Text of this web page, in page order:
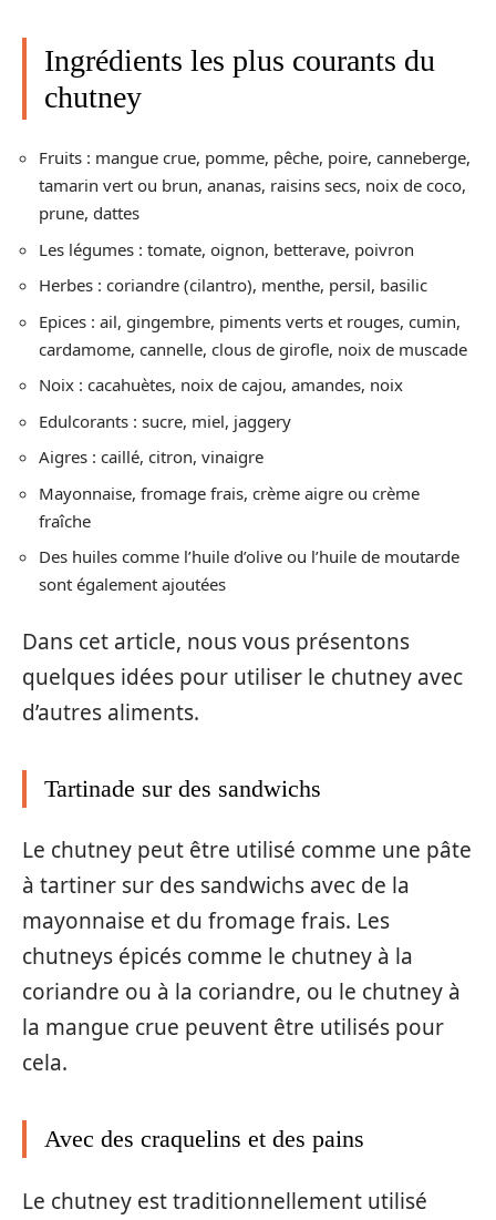
Ingrédients les plus courants du
chutney
Fruits : mangue crue, pomme, pêche, poire, canneberge,
tamarin vert ou brun, ananas, raisins secs, noix de coco,
prune, dattes
Les légumes : tomate, oignon, betterave, poivron
Herbes : coriandre (cilantro), menthe, persil, basilic
Epices : ail, gingembre, piments verts et rouges, cumin,
cardamome, cannelle, clous de girofle, noix de muscade
Noix : cacahuètes, noix de cajou, amandes, noix
Edulcorants : sucre, miel, jaggery
Aigres : caillé, citron, vinaigre
Mayonnaise, fromage frais, crème aigre ou crème
fraîche
Des huiles comme l’huile d’olive ou l’huile de moutarde
sont également ajoutées
Dans cet article, nous vous présentons
quelques idées pour utiliser le chutney avec
d’autres aliments.
Tartinade sur des sandwichs
Le chutney peut être utilisé comme une pâte
à tartiner sur des sandwichs avec de la
mayonnaise et du fromage frais. Les
chutneys épicés comme le chutney à la
coriandre ou à la coriandre, ou le chutney à
la mangue crue peuvent être utilisés pour
cela.
Avec des craquelins et des pains
Le chutney est traditionnellement utilisé